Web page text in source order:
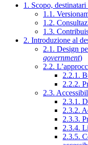
1. Scopo,
1.1.
1.2.
1.3.
2. Introduzione al
2.1. Design
government)
2.2.
2.2.1.
2.2.2.
2.3.
2.3.1.
2.3.2.
2.3.3.
2.3.4.
2.3.5.